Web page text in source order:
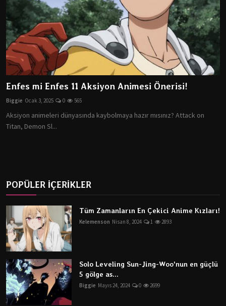
Enfes mi Enfes 11 Aksiyon Animesi Önerisi!
Biggie Ocak 3, 2025 0 565
Aksiyon animeleri dünyasında kaybolmaya hazır mısınız? Attack on
Titan, Demon Sl...
POPÜLER İÇERİKLER
Tüm Zamanların En Çekici Anime Kızları!
Kelemenson Nisan 8, 2024 1 2893
Solo Leveling Sun-Jing-Woo'nun en güçlü
5 gölge as...
Biggie Mayıs 24, 2024 0 2699